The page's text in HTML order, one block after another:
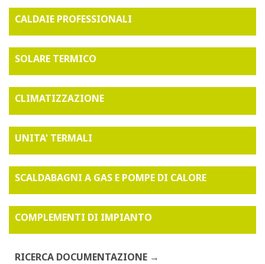
CALDAIE PROFESSIONALI
SOLARE TERMICO
CLIMATIZZAZIONE
UNITA' TERMALI
SCALDABAGNI A GAS E POMPE DI CALORE
COMPLEMENTI DI IMPIANTO
RICERCA DOCUMENTAZIONE